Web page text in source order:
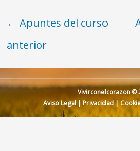
← Apuntes del curso
anterior
Vivirconelcorazon ©
Aviso Legal | Privacidad|